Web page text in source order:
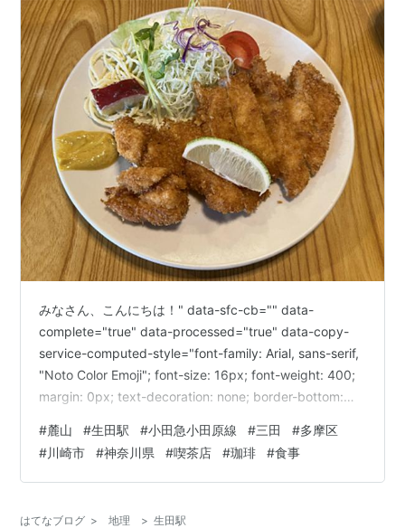
みなさん、こんにちは！" data-sfc-cb="" data-
complete="true" data-processed="true" data-copy-
service-computed-style="font-family: Arial, sans-serif,
"Noto Color Emoji"; font-size: 16px; font-weight: 400;
margin: 0px; text-decoration: none; border-bottom:
田駅」で途中下車して見つけた、隠れた名…
#麓山 #生田駅 #小田急小田原線 #三田 #多摩区
#川崎市 #神奈川県 #喫茶店 #珈琲 #食事
はてなブログ > 地理 > 生田駅